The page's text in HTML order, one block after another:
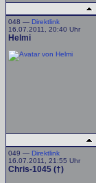
048 — Direktlink
16.07.2011, 20:40 Uhr
Helmi
049 — Direktlink
16.07.2011, 21:55 Uhr
Chris-1045 (†)